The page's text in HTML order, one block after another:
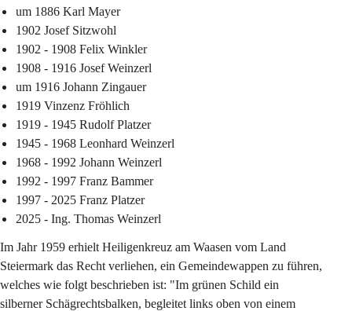
um 1886 Karl Mayer
1902 Josef Sitzwohl
1902 - 1908 Felix Winkler
1908 - 1916 Josef Weinzerl
um 1916 Johann Zingauer
1919 Vinzenz Fröhlich
1919 - 1945 Rudolf Platzer
1945 - 1968 Leonhard Weinzerl
1968 - 1992 Johann Weinzerl
1992 - 1997 Franz Bammer
1997 - 2025 Franz Platzer
2025 - Ing. Thomas Weinzerl
Im Jahr 1959 erhielt Heiligenkreuz am Waasen vom Land
Steiermark das Recht verliehen, ein Gemeindewappen zu führen,
welches wie folgt beschrieben ist: "Im grünen Schild ein
silberner Schägrechtsbalken, begleitet links oben von einem